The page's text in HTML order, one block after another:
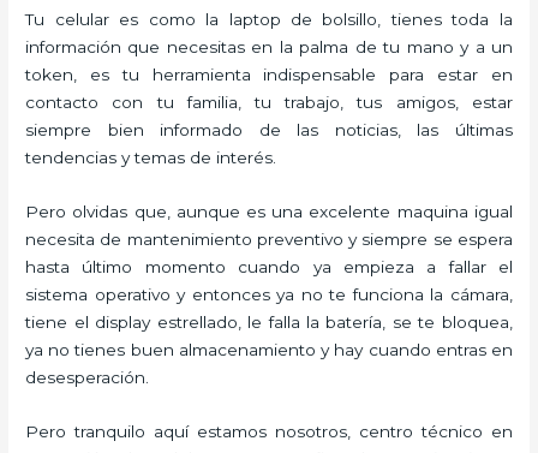
Tu celular es como la laptop de bolsillo, tienes toda la
información que necesitas en la palma de tu mano y a un
token, es tu herramienta indispensable para estar en
contacto con tu familia, tu trabajo, tus amigos, estar
siempre bien informado de las noticias, las últimas
tendencias y temas de interés.
Pero olvidas que, aunque es una excelente maquina igual
necesita de mantenimiento preventivo y siempre se espera
hasta último momento cuando ya empieza a fallar el
sistema operativo y entonces ya no te funciona la cámara,
tiene el display estrellado, le falla la batería, se te bloquea,
ya no tienes buen almacenamiento y hay cuando entras en
desesperación.
Pero tranquilo aquí estamos nosotros, centro técnico en